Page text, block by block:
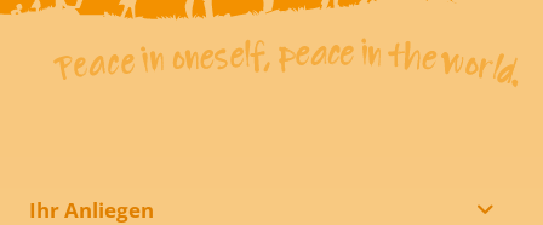
Ihr Anliegen